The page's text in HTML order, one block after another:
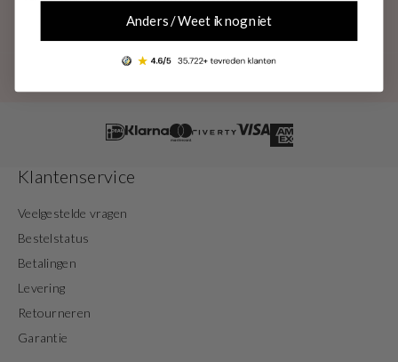
Klantenservice
Veelgestelde vragen
Bestelstatus
Betalingen
Levering
Retourneren
Garantie
Anders / Weet ik nog niet